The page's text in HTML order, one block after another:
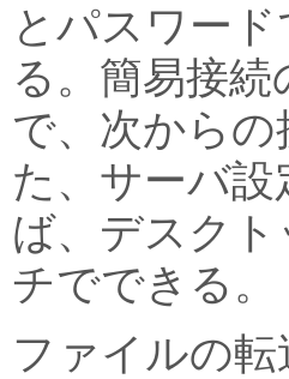
とパスワー
る。簡易接
で、次から
た、サーバ
ば、デスク
チでできる。
ファイルの